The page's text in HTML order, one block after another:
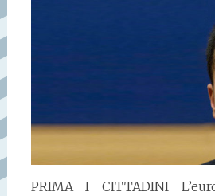
PRIMA I CITTADINI